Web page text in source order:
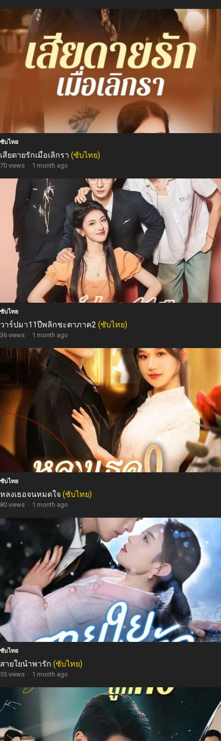
ซับไทย
เสียดายรักเมื่อเลิกรา (ซับไทย)
70 views · 1 month ago
ซับไทย
วาร์ปมา11ปีพลิกชะตาภาค2 (ซับไทย)
36 views · 1 month ago
ซับไทย
หลงเธอจนหมดใจ (ซับไทย)
80 views · 1 month ago
ซับไทย
สายใยนำพารัก (ซับไทย)
55 views · 1 month ago